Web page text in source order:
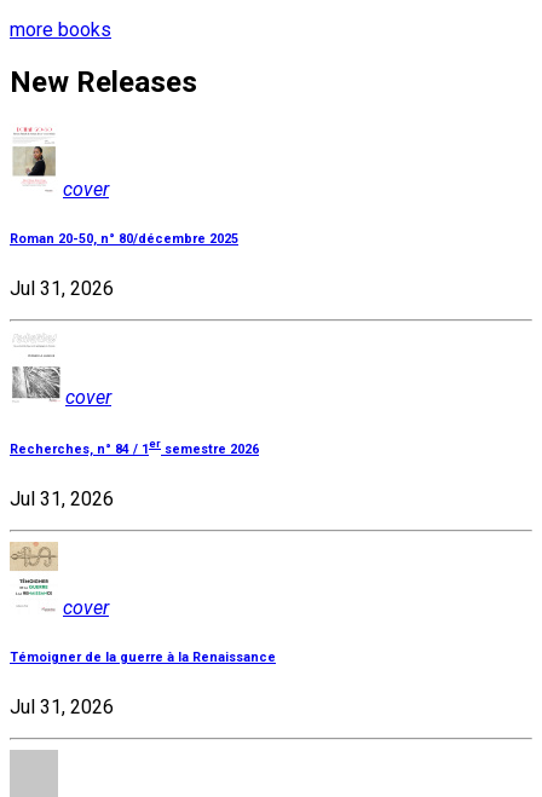
more books
New Releases
cover
Roman 20-50, n° 80/décembre 2025
Jul 31, 2026
cover
Recherches, n° 84 / 1 er semestre 2026
Jul 31, 2026
cover
Témoigner de la guerre à la Renaissance
Jul 31, 2026